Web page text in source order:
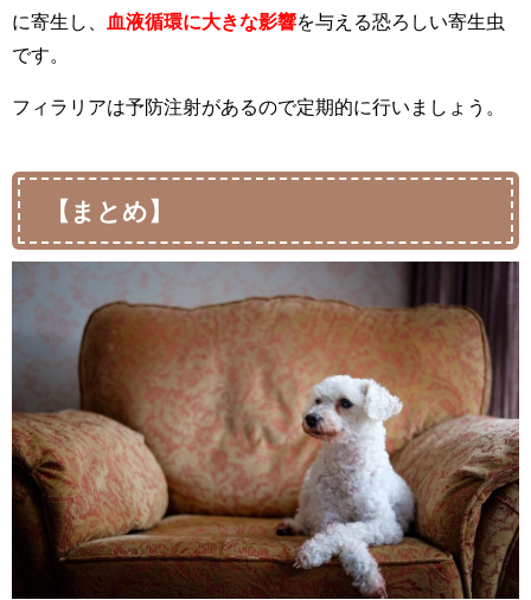
に寄生し、
血液循環に大きな影響を与える恐ろしい寄生虫
です。
フィラリアは予防注射があるので定期的に行いましょう。
【まとめ】